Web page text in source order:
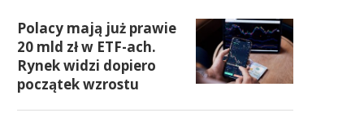
Polacy mają już prawie
20 mld zł w ETF-ach.
Rynek widzi dopiero
początek wzrostu